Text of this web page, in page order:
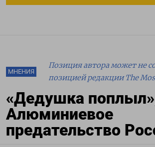
МНЕНИЯ
Позиция автора может не
позицией редакции The
«Дедушка
Алюминиевое
предательство